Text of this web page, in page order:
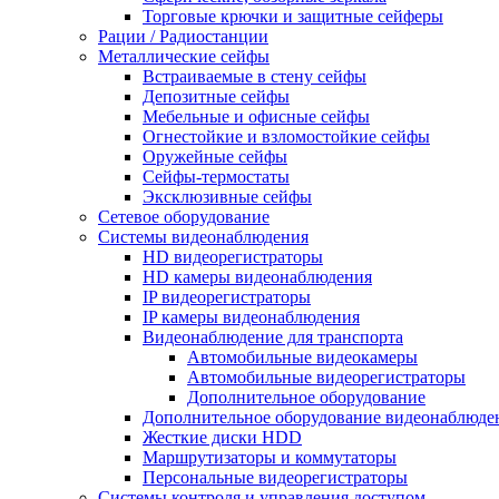
Торговые крючки и защитные сейферы
Рации / Радиостанции
Металлические сейфы
Встраиваемые в стену сейфы
Депозитные сейфы
Мебельные и офисные сейфы
Огнестойкие и взломостойкие сейфы
Оружейные сейфы
Сейфы-термостаты
Эксклюзивные сейфы
Сетевое оборудование
Системы видеонаблюдения
HD видеорегистраторы
HD камеры видеонаблюдения
IP видеорегистраторы
IP камеры видеонаблюдения
Видеонаблюдение для транспорта
Автомобильные видеокамеры
Автомобильные видеорегистраторы
Дополнительное оборудование
Дополнительное оборудование
Жесткие диски HDD
Маршрутизаторы и коммутаторы
Персональные видеорегистраторы